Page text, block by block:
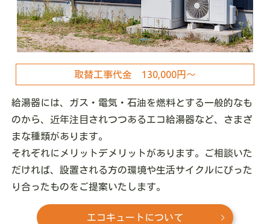
取替工事代金 130,000円～
給湯器には、ガス・電気・石油を燃料とする一般的なも
のから、近年注目されつつあるエコ給湯器など、さまざ
まな種類があります。
それぞれにメリットデメリットがあります。ご相談いた
だければ、設置される方の環境や生活サイクルにぴった
り合ったものをご提案いたします。
エコキュートについて